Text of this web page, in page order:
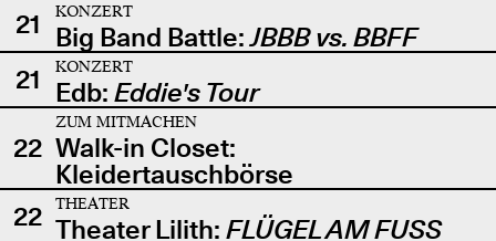
21
KONZERT
Big Band Battle:JBBB vs. BBFF
21
KONZERT
Edb: Eddie's Tour
22
ZUM MITMACHEN
Walk-in Closet:
Kleidertauschbörse
22
THEATER
Theater Lilith: FLÜGEL AM FUSS